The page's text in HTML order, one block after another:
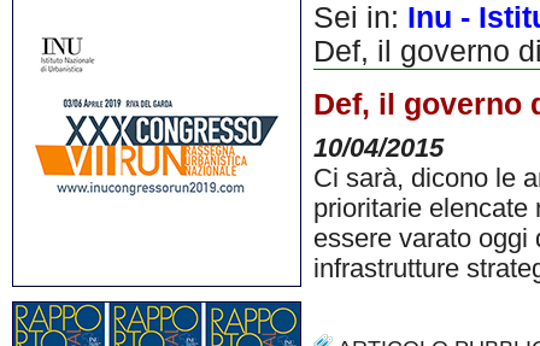
Sei in: Inu -
Def, il governo
Def, il governo
10/04/2015
Ci sarà, dicono le
prioritarie elencate
essere varato oggi
infrastrutture